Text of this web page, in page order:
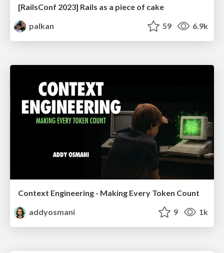
[RailsConf 2023] Rails as a piece of cake
palkan
59 6.9k
Context Engineering - Making Every Token Count
addyosmani
9 1k